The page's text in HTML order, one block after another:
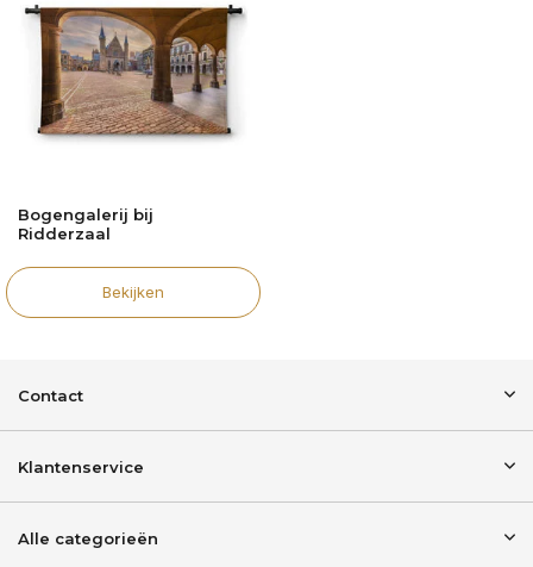
Bogengalerij bij
Ridderzaal
Bekijken
Contact
Klantenservice
Alle categorieën